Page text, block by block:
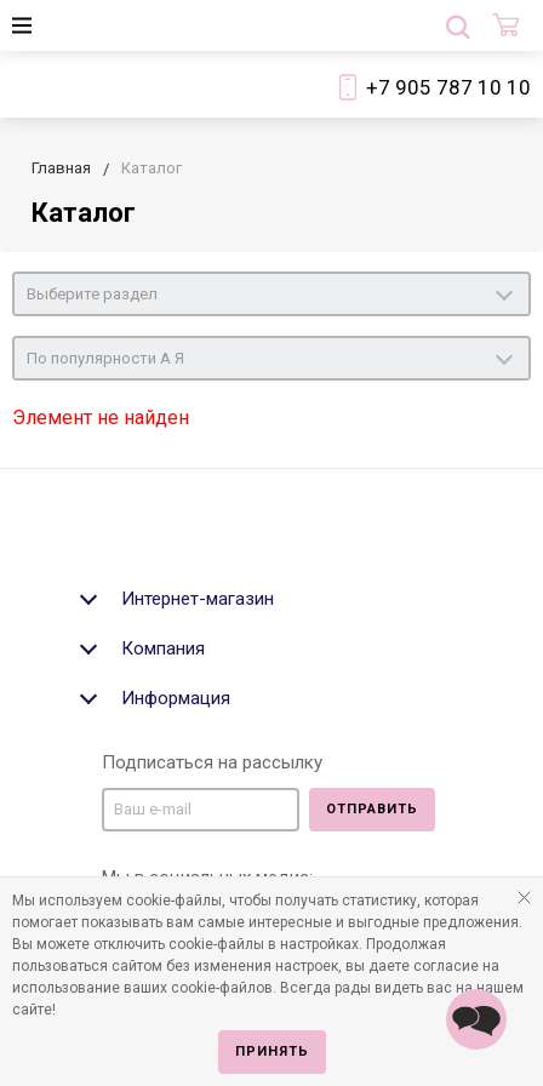
+7 905 787 10 10
Главная Каталог
Каталог
Выберите раздел
По популярности А Я
Элемент не найден
Интернет-магазин
Компания
Информация
Подписаться на рассылку
ОТПРАВИТЬ
Мы в социальных медиа:
©2011-2026 Все права защищены. Интернет-магазин
Мы используем cookie-файлы, чтобы получать статистику, которая
помогает показывать вам самые интересные и выгодные предложения.
Вы можете отключить cookie-файлы в настройках. Продолжая
пользоваться сайтом без изменения настроек, вы даете согласие на
использование ваших cookie-файлов. Всегда рады видеть вас на нашем
сайте!
ПРИНЯТЬ